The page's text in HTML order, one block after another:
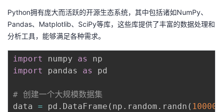
发
学
堂
Programs
的
支
持
我
Python拥有庞大而活跃的开源生态系统，其中包括诸如NumPy、
Pandas、Matplotlib、SciPy等库，这些库提供了丰富的数据处理和
分析工具，能够满足各种需求。
import numpy as
import
pandas as pd
# 创建一个大规模数据集
data = pd . DataFrame ( np . random . randn (